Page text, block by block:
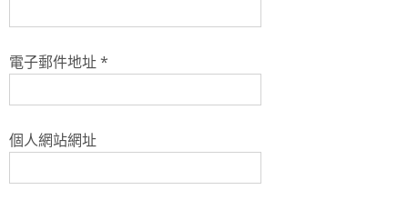
電子郵件地址*
個人網站網址